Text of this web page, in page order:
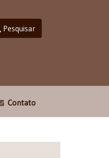
Pesquisar
Contato